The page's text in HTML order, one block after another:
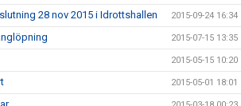
28 nov 2015 i Idrottshallen 2015-09-24 16:34
2015-07-15 13:35
2015-05-15 10:20
2015-05-01 18:01